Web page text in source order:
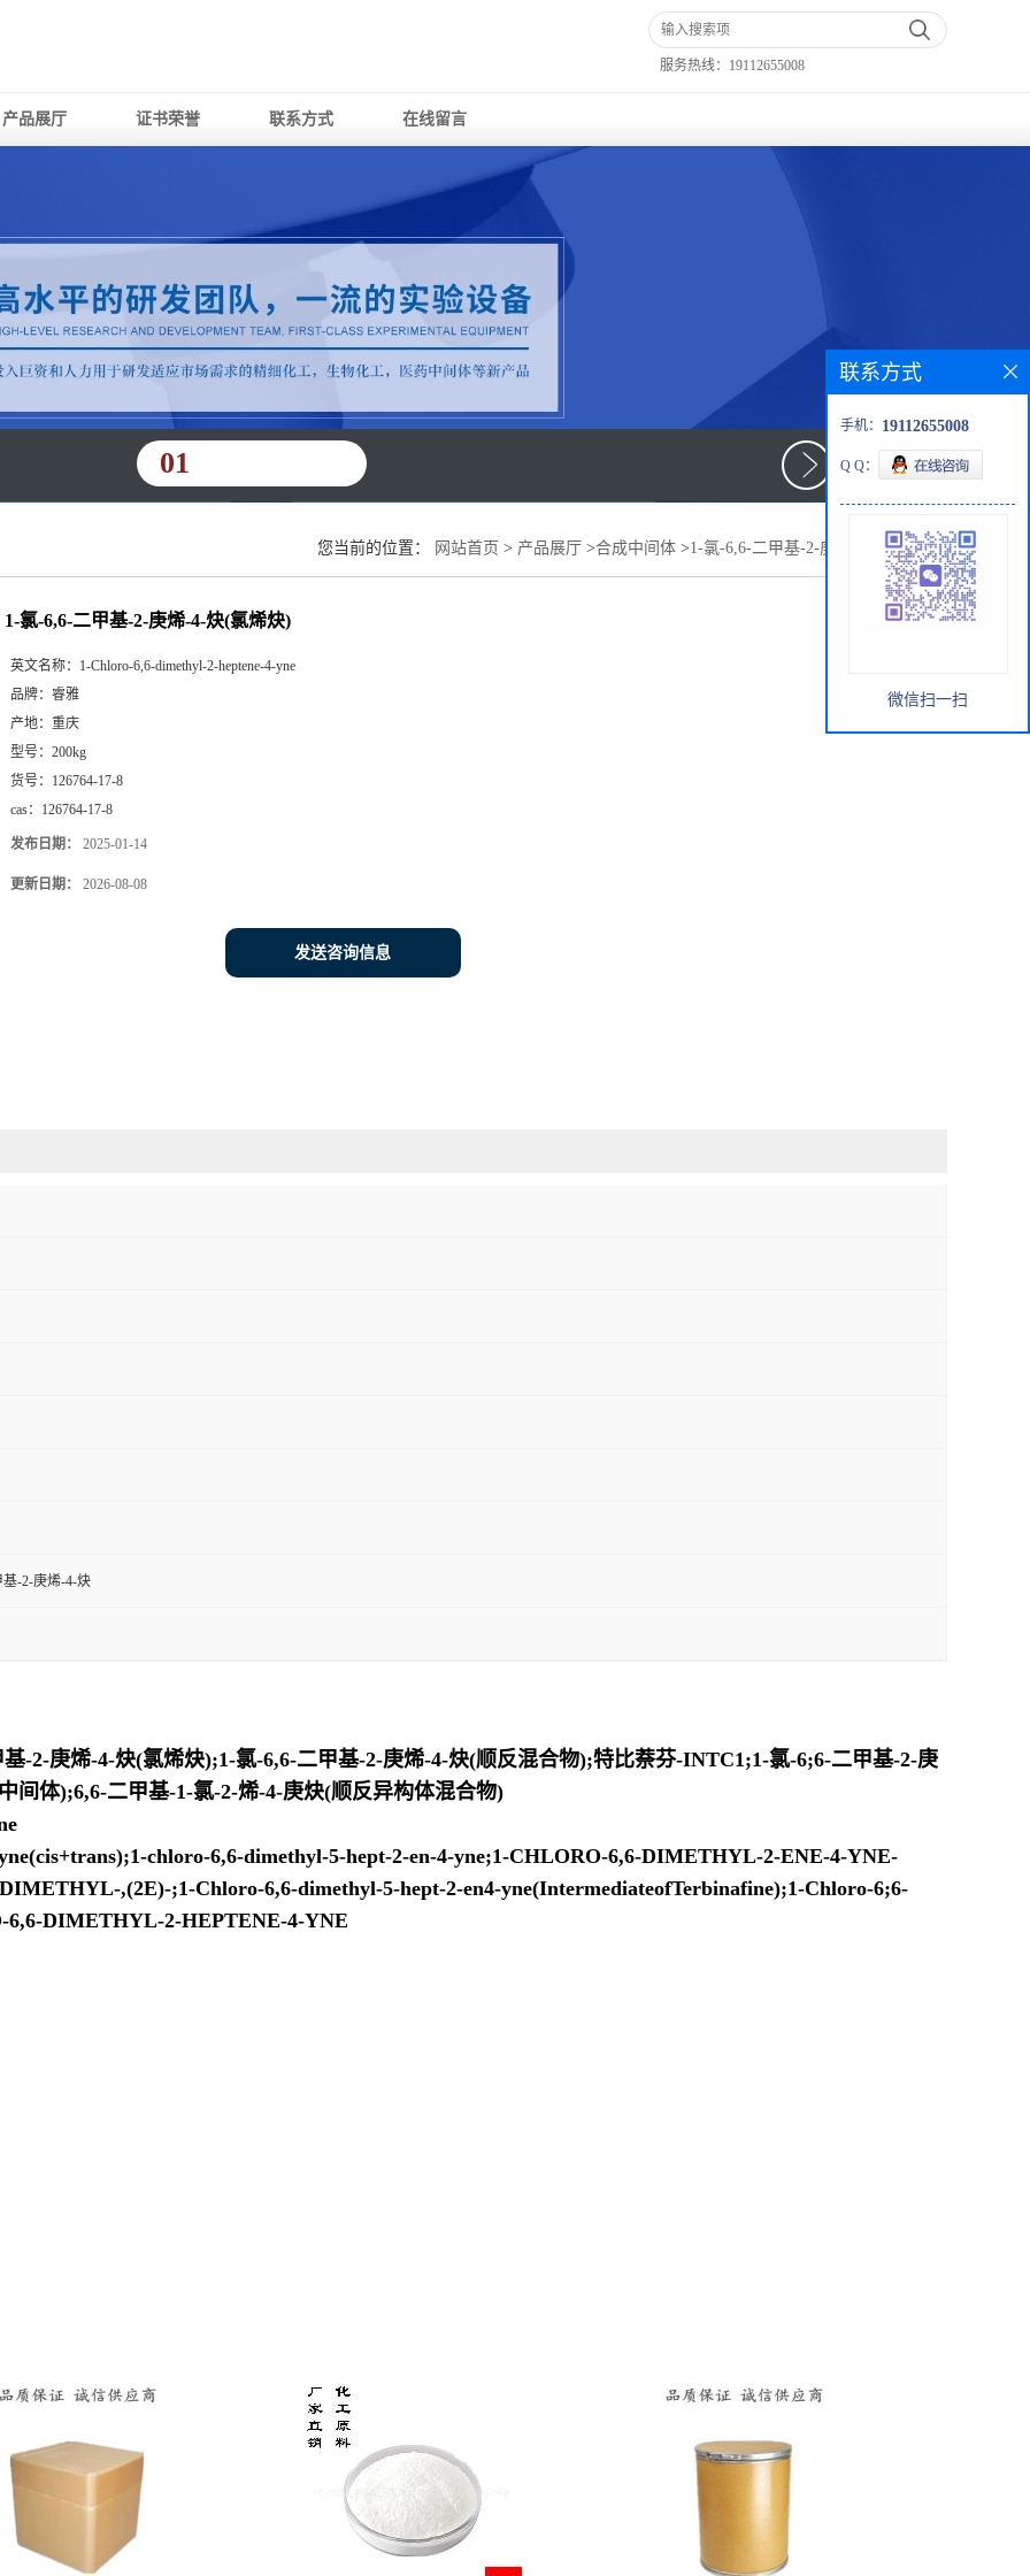
服务热线： 19112655008
产品展厅 证书荣誉 联系方式 在线留言
01
您当前的位置： 网站首页 > 产品展厅 >合成中间体 >1-氯-6,6-二甲基-2-庚烯-4-炔(氯烯炔)
1-氯-6,6-二甲基-2-庚烯-4-炔(氯烯炔)
英文名称： 1-Chloro-6,6-dimethyl-2-heptene-4-yne
品牌： 睿雅
产地： 重庆
型号： 200kg
货号： 126764-17-8
cas： 126764-17-8
发布日期： 2025-01-14
更新日期： 2026-08-08
发送咨询信息
基-2-庚烯-4-炔
-2-庚烯-4-炔(氯烯炔);1-氯-6,6-二甲基-2-庚烯-4-炔(顺反混合物);特比萘芬-INTC1;1-氯-6;6-二甲基-2-庚
间体);6,6-二甲基-1-氯-2-烯-4-庚炔(顺反异构体混合物)
chloro-6,6-dimethyl-5-hept-2-en-4-yne;1-CHLORO-6,6-DIMETHYL-2-ENE-4-YNE-
,(2E)-;1-Chloro-6,6-dimethyl-5-hept-2-en4-yne(IntermediateofTerbinafine);1-Chloro-6;6-
6,6-DIMETHYL-2-HEPTENE-4-YNE
联系方式
手机： 19112655008
Q Q：
微信扫一扫